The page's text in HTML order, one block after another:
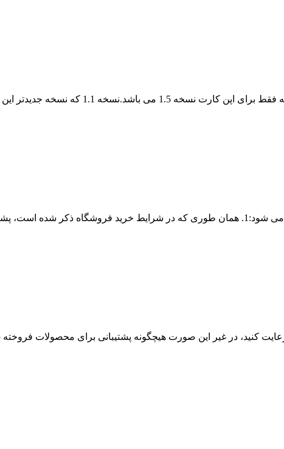
در خصوص پشتیبانی مشتریان و شرایط پشتیبانی مواردی لازم است که در اینجا ذکر می شود:1. همان طوری که
کنید، در غیر این صورت هیچگونه پشتیبانی برای محصولات